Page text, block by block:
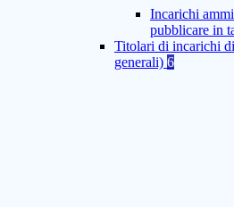
Incarichi
pubblicare in
Titolari di incarichi
generali) 6